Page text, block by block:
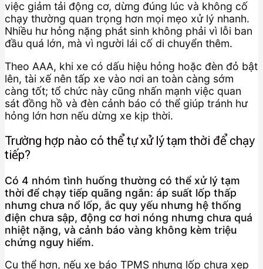
việc giảm tải động cơ, dừng đúng lúc và không cố
chạy thường quan trọng hơn mọi mẹo xử lý nhanh.
Nhiều hư hỏng nặng phát sinh không phải vì lỗi ban
đầu quá lớn, mà vì người lái cố di chuyển thêm.
Theo AAA, khi xe có dấu hiệu hỏng hoặc đèn đỏ bật
lên, tài xế nên tấp xe vào nơi an toàn càng sớm
càng tốt; tổ chức này cũng nhấn mạnh việc quan
sát đồng hồ và đèn cảnh báo có thể giúp tránh hư
hỏng lớn hơn nếu dừng xe kịp thời.
Trường hợp nào có thể tự xử lý tạm thời để chạy
tiếp?
Có 4 nhóm tình huống thường có thể xử lý tạm
thời để chạy tiếp quãng ngắn: áp suất lốp thấp
nhưng chưa nổ lốp, ắc quy yếu nhưng hệ thống
điện chưa sập, động cơ hơi nóng nhưng chưa quá
nhiệt nặng, và cảnh báo vàng không kèm triệu
chứng nguy hiểm.
Cụ thể hơn, nếu xe báo TPMS nhưng lốp chưa xẹp